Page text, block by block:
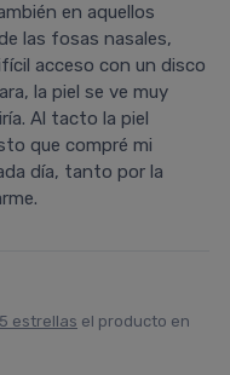
en aquellos
las fosas nasales,
acceso con un disco
la piel se ve muy
Al tacto la piel
que compré mi
día, tanto por la
5 estrellas el producto en